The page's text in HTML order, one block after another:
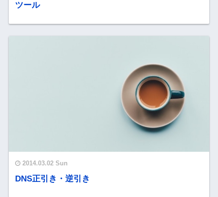
ツール
2014.03.02 Sun
DNS正引き・逆引き